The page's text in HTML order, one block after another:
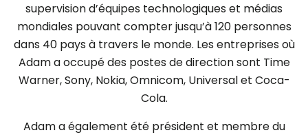
supervision d’équipes technologiques et médias
mondiales pouvant compter jusqu’à 120 personnes
dans 40 pays à travers le monde. Les entreprises où
Adam a occupé des postes de direction sont Time
Warner, Sony, Nokia, Omnicom, Universal et Coca-
Cola.
Adam a également été président et membre du